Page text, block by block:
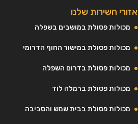
אזורי השירות שלנו
מכולות פסולת במושבים בשפלה
מכולות פסולת במישור החוף הדרומי
מכולות פסולת בדרום השפלה
מכולות פסולת ברמלה לוד
מכולות פסולת בבית שמש והסביבה